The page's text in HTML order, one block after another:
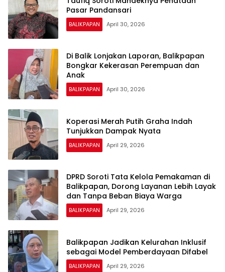
Pasar Pandansari
BALIKPAPAN April 30, 2026
Di Balik Lonjakan Laporan, Balikpapan
Bongkar Kekerasan Perempuan dan
Anak
BALIKPAPAN April 30, 2026
Koperasi Merah Putih Graha Indah
Tunjukkan Dampak Nyata
BALIKPAPAN April 29, 2026
DPRD Soroti Tata Kelola Pemakaman di
Balikpapan, Dorong Layanan Lebih Layak
dan Tanpa Beban Biaya Warga
BALIKPAPAN April 29, 2026
Balikpapan Jadikan Kelurahan Inklusif
sebagai Model Pemberdayaan Difabel
BALIKPAPAN April 29, 2026